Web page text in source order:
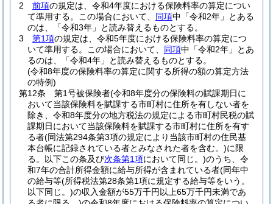
2
前項の規定は、令和4年度における保険料率の算定につい
て準用する。
この場合において、 同項中「令和2年」とある
のは、「令和3年」と読み替えるものとする。
3
第1項の規定は、令和5年度における保険料率の算定につ
いて準用する。
この場合において、 同項中「令和2年」とあ
るのは、「令和4年」と読み替えるものとする。
(令和8年度の保険料率の算定に関する所得の額の算定方法
の特例)
第12条
第1号被保険者(令和8年度分の保険料の賦課期日に
おいて当該保険料を賦課する市町村に住所を有しない者を
除き、令和8年度分の地方税法の規定による市町村民税の賦
課期日において当該保険料を賦課する市町村に住所を有す
る者(同法第294条第3項の規定により当該市町村の住民基
本台帳に記録されている者とみなされた者を含む。)に限
る。以下この条及び次条第1項において同じ。)のうち、令
和7年の合計所得金額に給与所得が含まれている者(同年中
の給与等(所得税法第28条第1項に規定する給与等をいう。
以下同じ。)の収入金額が55万千円以上65万千円未満であ